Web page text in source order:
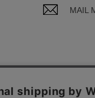
MAIL
ーについて